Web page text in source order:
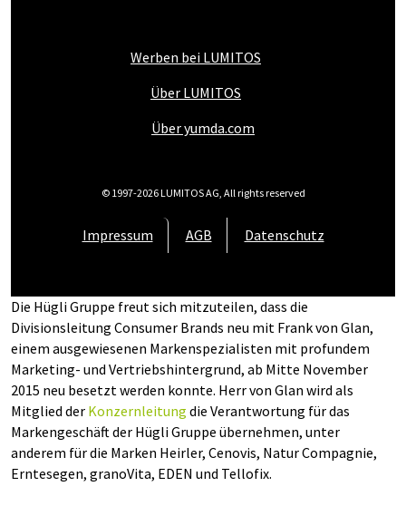
Werben bei LUMITOS
Über LUMITOS
Über yumda.com
Impressum AGB Datenschutz
© 1997-2026 LUMITOS AG, All rights reserved
Die Hügli Gruppe freut sich mitzuteilen, dass die
Divisionsleitung Consumer Brands neu mit Frank von Glan,
einem ausgewiesenen Markenspezialisten mit profundem
Marketing- und Vertriebshintergrund, ab Mitte November
2015 neu besetzt werden konnte. Herr von Glan wird als
Mitglied der Konzernleitung die Verantwortung für das
Markengeschäft der Hügli Gruppe übernehmen, unter
anderem für die Marken Heirler, Cenovis, Natur Compagnie,
Erntesegen, granoVita, EDEN und Tellofix.